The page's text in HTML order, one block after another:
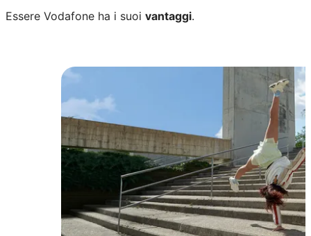
Essere Vodafone ha i suoi vantaggi.